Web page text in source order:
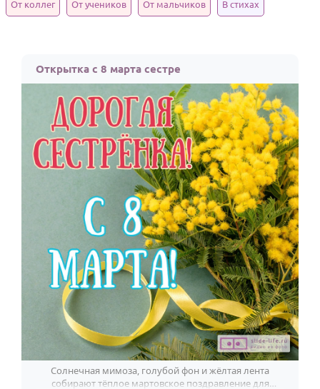
КОМУ
Женщине
Мужчине
Маме
Папе
Все родственники
ПЕРСОНАЛЬНЫЕ
Пожелания
По именам
По годам
От коллег От учеников От мальчиков В стихах
Открытка с 8 марта сестре
Солнечная мимоза, голубой фон и жёлтая лента
собирают тёплое мартовское поздравление для